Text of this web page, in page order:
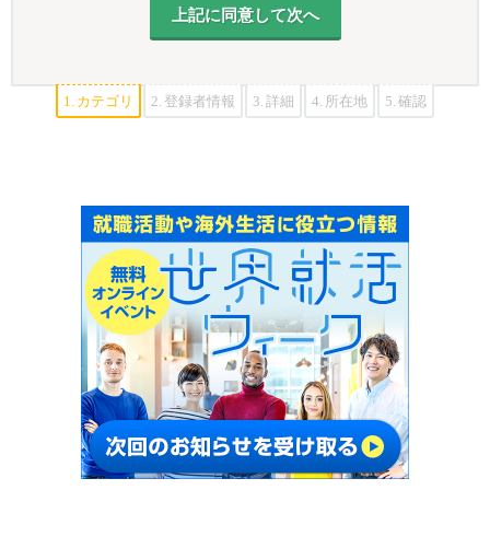
1. カテゴリ 2. 登録者情報 3. 詳細 4. 所在地 5. 確認